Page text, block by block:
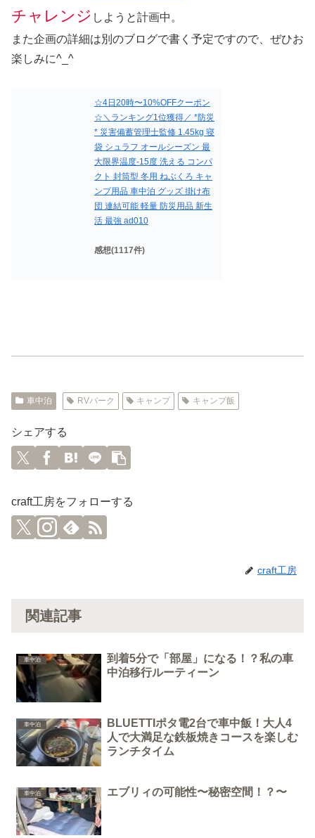
チャレンジ しようと計画中。
また企画の詳細は別のブログで書く予定ですので、ぜひお
楽しみに^_^
☆4日20時〜10%OFFクーポン
☆＼ランキング1位獲得／ *防災
* 災害備蓄管理士監修 1.45kg 寝
袋 シュラフ オールシーズン 最
大限界温度-15度 洗える コンパ
クト 封筒型 冬用 ねぶくろ キャ
ンプ用品 車中泊 グッズ 掛け布
団 連結可能 軽量 防災用品 新生
活 最強 ad010
感想(1117件)
車中泊 RVパーク キャンプ キャンプ飯
シェアする
craft工房をフォローする
craft工房
関連記事
車中泊
到着5分で「部屋」になる！？私の車
中泊移行ルーティーン
車中泊
BLUETTIポタ電2台で車中飯！大人4
人で大満足な鉄板焼きコースを楽しむ
ランチタイム
車中泊 エブリィの可能性〜秘密空間！？〜